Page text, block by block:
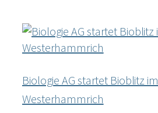
Biologie AG startet Bioblitz im
Westerhammrich